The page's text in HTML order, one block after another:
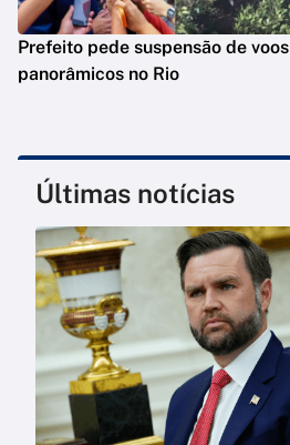
Prefeito pede suspensão de voos
panorâmicos no Rio
Últimas notícias